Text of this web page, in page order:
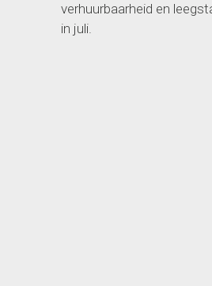
verhuurbaarheid en
in juli.